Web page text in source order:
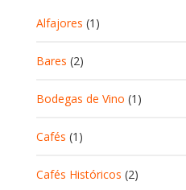
Alfajores (1)
Bares (2)
Bodegas de Vino (1)
Cafés (1)
Cafés Históricos (2)